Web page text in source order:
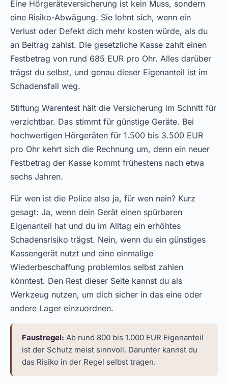
Eine Hörgeräteversicherung ist kein Muss, sondern
eine Risiko-Abwägung. Sie lohnt sich, wenn ein
Verlust oder Defekt dich mehr kosten würde, als du
an Beitrag zahlst. Die gesetzliche Kasse zahlt einen
Festbetrag von rund 685 EUR pro Ohr. Alles darüber
trägst du selbst, und genau dieser Eigenanteil ist im
Schadensfall weg.
Stiftung Warentest hält die Versicherung im Schnitt für
verzichtbar. Das stimmt für günstige Geräte. Bei
hochwertigen Hörgeräten für 1.500 bis 3.500 EUR
pro Ohr kehrt sich die Rechnung um, denn ein neuer
Festbetrag der Kasse kommt frühestens nach etwa
sechs Jahren.
Für wen ist die Police also ja, für wen nein? Kurz
gesagt: Ja, wenn dein Gerät einen spürbaren
Eigenanteil hat und du im Alltag ein erhöhtes
Schadensrisiko trägst. Nein, wenn du ein günstiges
Kassengerät nutzt und eine einmalige
Wiederbeschaffung problemlos selbst zahlen
könntest. Den Rest dieser Seite kannst du als
Werkzeug nutzen, um dich sicher in das eine oder
andere Lager einzuordnen.
Faustregel: Ab rund 800 bis 1.000 EUR Eigenanteil
ist der Schutz meist sinnvoll. Darunter kannst du
das Risiko in der Regel selbst tragen.